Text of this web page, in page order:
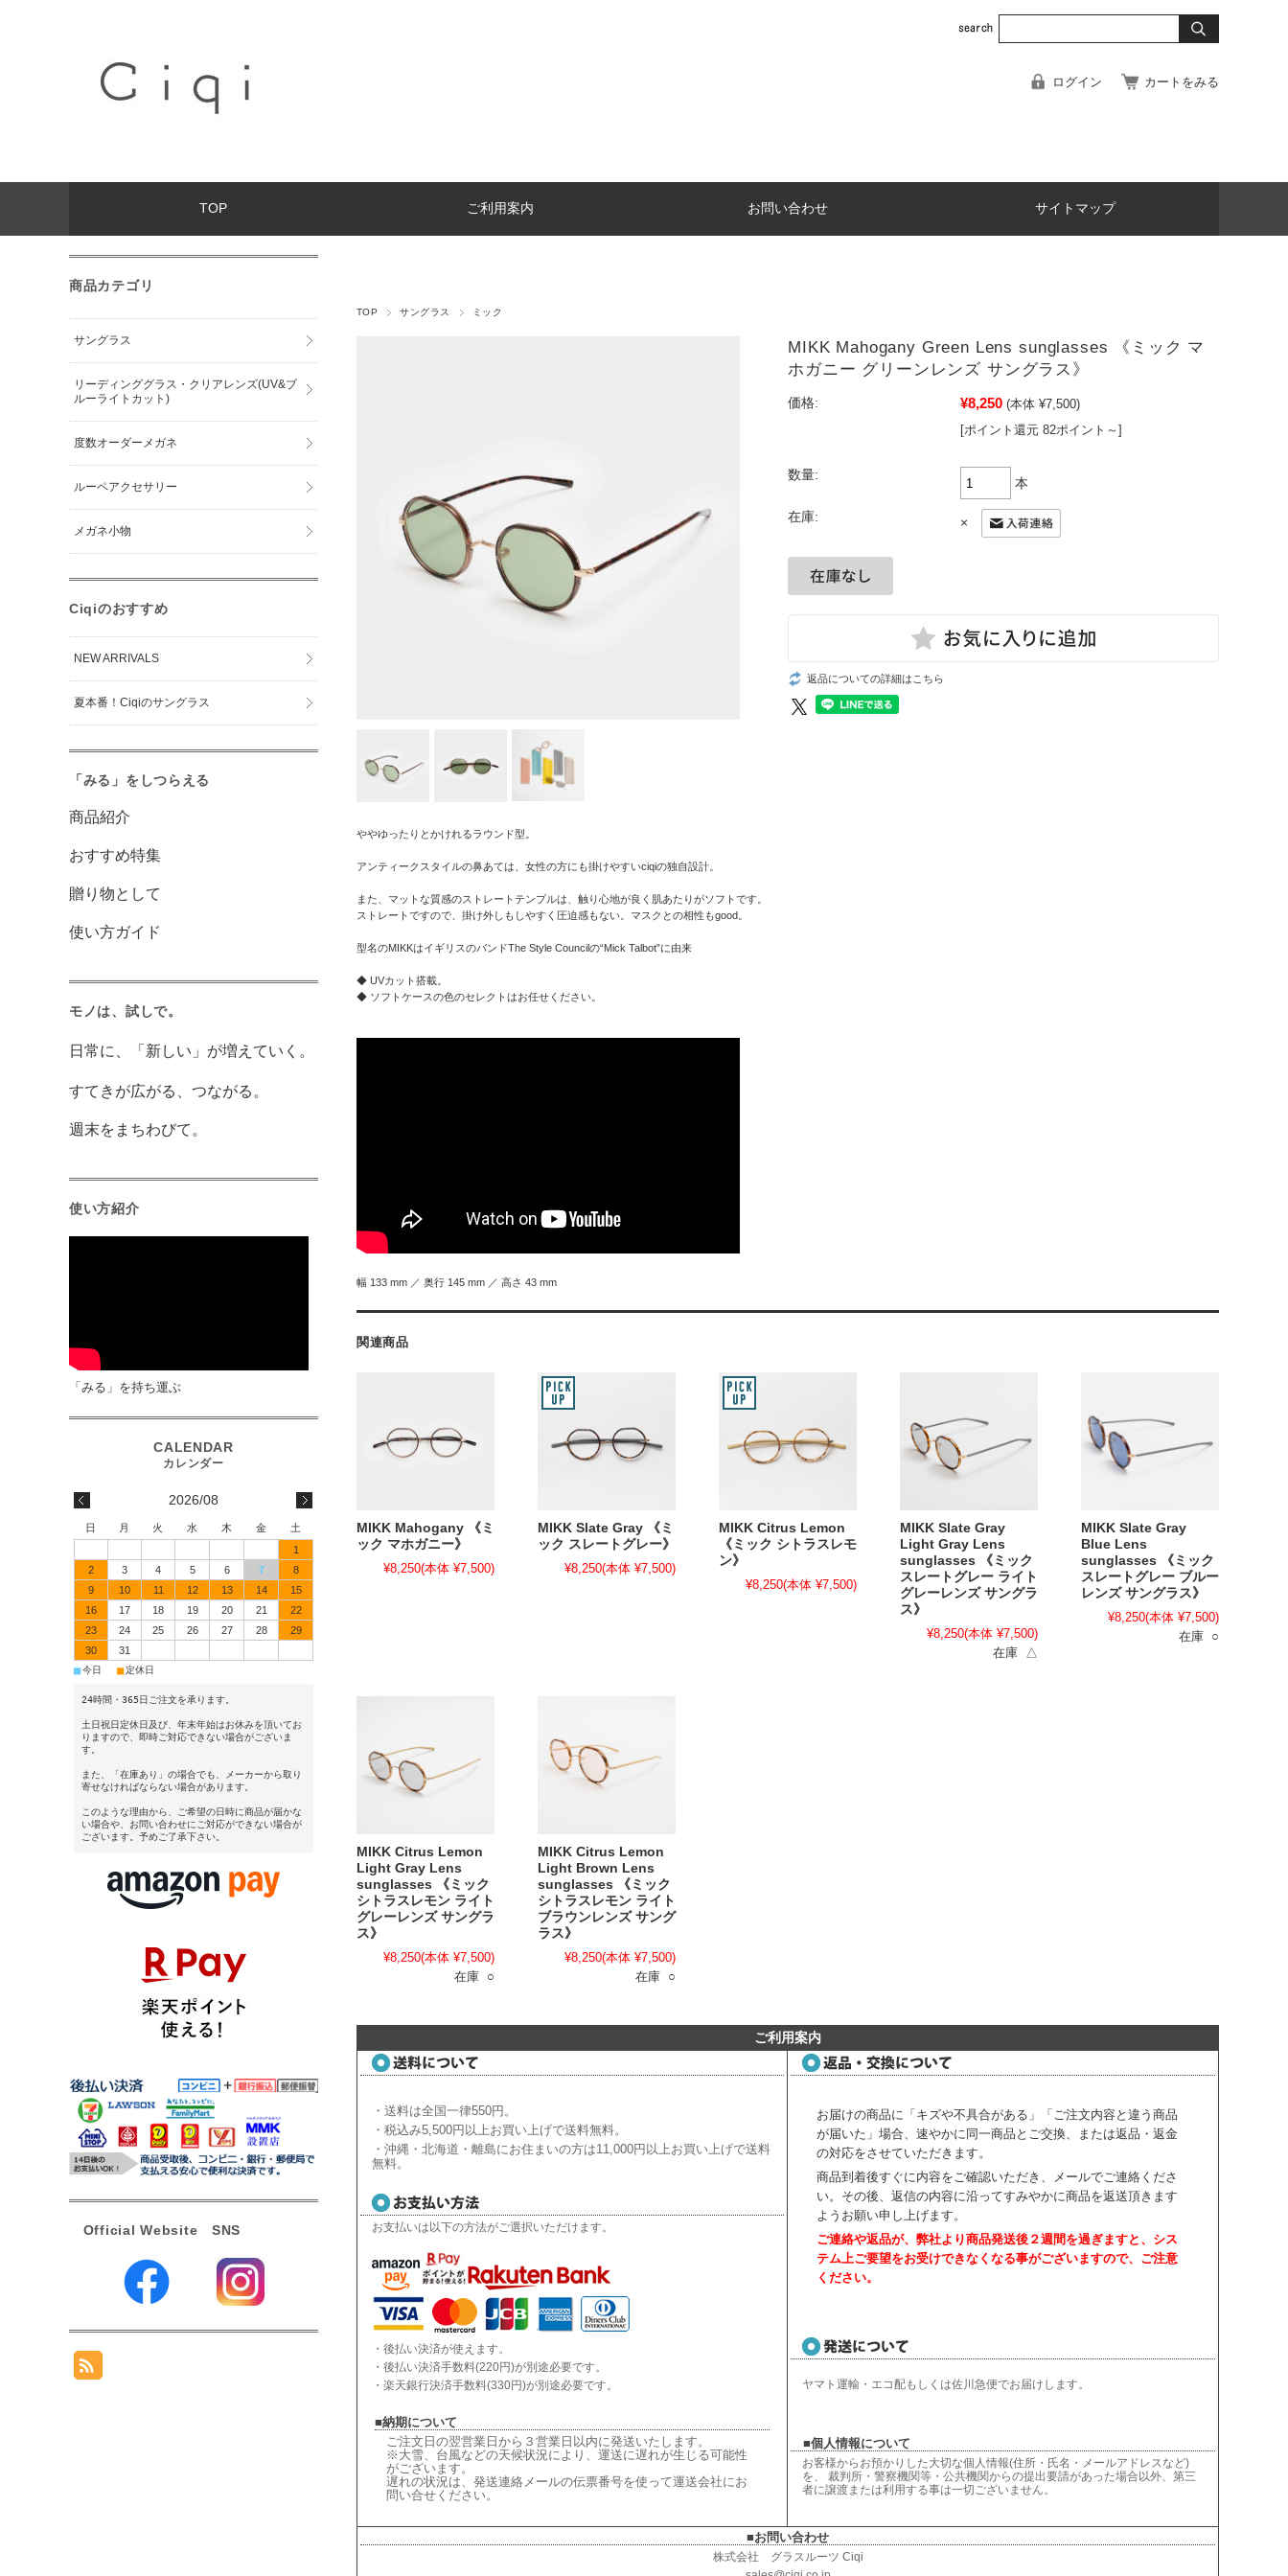
ログイン カートをみる
TOP ご利用案内 お問い合わせ サイトマップ
TOP サングラス ミック
MIKK Mahogany Green Lens sunglasses 《ミック マ
ホガニー グリーンレンズ サングラス》
価格: ¥8,250 (本体 ¥7,500)
[ポイント還元 82ポイント～]
数量:
本
在庫: ×
返品についての詳細はこちら
ややゆったりとかけれるラウンド型。
アンティークスタイルの鼻あては、女性の方にも掛けやすいciqiの独自設計。
また、マットな質感のストレートテンプルは、触り心地が良く肌あたりがソフトです。
ストレートですので、掛け外しもしやすく圧迫感もない。マスクとの相性もgood。
型名のMIKKはイギリスのバンドThe Style Councilの“Mick Talbot”に由来
◆ UVカット搭載。
◆ ソフトケースの色のセレクトはお任せください。
幅 133 mm ／ 奥行 145 mm ／ 高さ 43 mm
関連商品
MIKK Mahogany 《ミ
ック マホガニー》
¥8,250(本体 ¥7,500)
MIKK Slate Gray 《ミ
ック スレートグレー》
¥8,250(本体 ¥7,500)
MIKK Citrus Lemon
《ミック シトラスレモ
ン》
¥8,250(本体 ¥7,500)
MIKK Slate Gray
Light Gray Lens
sunglasses 《ミック
スレートグレー ライト
グレーレンズ サングラ
ス》
¥8,250(本体 ¥7,500)
在庫 △
MIKK Slate Gray
Blue Lens
sunglasses 《ミック
スレートグレー ブルー
レンズ サングラス》
¥8,250(本体 ¥7,500)
在庫 ○
MIKK Citrus Lemon
Light Gray Lens
sunglasses 《ミック
シトラスレモン ライト
グレーレンズ サングラ
ス》
¥8,250(本体 ¥7,500)
在庫 ○
MIKK Citrus Lemon
Light Brown Lens
sunglasses 《ミック
シトラスレモン ライト
ブラウンレンズ サング
ラス》
¥8,250(本体 ¥7,500)
在庫 ○
ご利用案内
・送料は全国一律550円。
・税込み5,500円以上お買い上げで送料無料。
・沖縄・北海道・離島にお住まいの方は11,000円以上お買い上げで送料
無料。
お支払いは以下の方法がご選択いただけます。
・後払い決済が使えます。
・後払い決済手数料(220円)が別途必要です。
・楽天銀行決済手数料(330円)が別途必要です。
■納期について
ご注文日の翌営業日から３営業日以内に発送いたします。
※大雪、台風などの天候状況により、 運送に遅れが生じる可能性
がございます。
遅れの状況は、 発送連絡メールの伝票番号を使って運送会社にお
問い合せください。
お届けの商品に「キズや不具合がある」「ご注文内容と違う商品
が届いた」場合、速やかに同一商品とご交換、または返品・返金
の対応をさせていただきます。
商品到着後すぐに内容をご確認いただき、
メールでご連絡くださ
い。 その後、返信の内容に沿ってすみやかに商品を返送頂きます
ようお願い申し上げます。
ご連絡や返品が、弊社より商品発送後２週間を過ぎますと、 シス
テム上ご要望をお受けできなくなる事がございますので、ご注意
ください。
ヤマト運輸・エコ配もしくは佐川急便でお届けします。
■個人情報について
お客様からお預かりした大切な個人情報(住所・氏名・メールアドレスなど)
を、 裁判所・警察機関等・公共機関からの提出要請があった場合以外、第三
者に譲渡または利用する事は一切ございません。
■お問い合わせ
株式会社 グラスルーツ Ciqi
商品カテゴリ
サングラス
リーディンググラス・クリアレンズ(UV&ブ
ルーライトカット)
度数オーダーメガネ
ルーペアクセサリー
メガネ小物
Ciqiのおすすめ
NEW ARRIVALS
夏本番！Ciqiのサングラス
「みる」をしつらえる
商品紹介
おすすめ特集
贈り物として
使い方ガイド
モノは、試しで。
日常に、「新しい」が増えていく。
すてきが広がる、つながる。
週末をまちわびて。
使い方紹介
「みる」を持ち運ぶ
2026/08
日 月 火 水 木 金
土
1
2
3 4 5 6 7
8
9
10 11 12 13 14
15
16
17 18 19 20 21
22
23
24 25 26 27 28
29
30
31
■今日 ■定休日
24時間・365日ご注文を承ります。
土日祝日定休日及び、年末年始はお休みを頂いてお
りますので、即時ご対応できない場合がございま
す。
また、「在庫あり」の場合でも、メーカーから取り
寄せなければならない場合があります。
このような理由から、ご希望の日時に商品が届かな
い場合や、お問い合わせにご対応ができない場合が
ございます。予めご了承下さい。
Official Website SNS